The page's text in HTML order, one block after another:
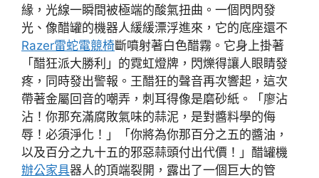
緣，光線一瞬間被極端的酸氣扭曲。一個閃閃發
光、像醋罐的機器人緩緩漂浮進來，它的底座還不
Razer雷蛇電競椅斷噴射著白色醋霧。它身上掛著
「醋狂派大勝利」的霓虹燈牌，閃爍得讓人眼睛發
疼，同時發出警報。王醋狂的聲音再次響起，這次
帶著金屬回音的嘲弄，刺耳得像是磨砂紙。「廖沾
沾！你那充滿腐敗氣味的蒜泥，是對醬料學的侮
辱！必須淨化！」「你將為你那百分之五的醬油，
以及百分之九十五的邪惡蒜頭付出代價！」醋罐機
辦公家具器人的頂端裂開，露出了一個巨大的管